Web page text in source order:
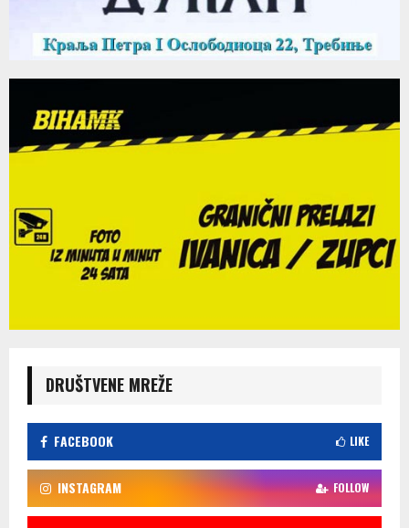
DRUŠTVENE MREŽE
FACEBOOK LIKE
INSTAGRAM FOLLOW